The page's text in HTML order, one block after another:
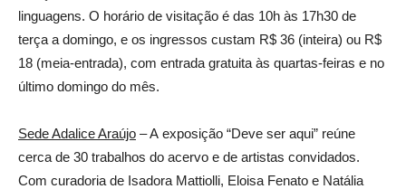
linguagens. O horário de visitação é das 10h às 17h30 de
terça a domingo, e os ingressos custam R$ 36 (inteira) ou R$
18 (meia-entrada), com entrada gratuita às quartas-feiras e no
último domingo do mês.
Sede Adalice Araújo – A exposição “Deve ser aqui” reúne
cerca de 30 trabalhos do acervo e de artistas convidados.
Com curadoria de Isadora Mattiolli, Eloisa Fenato e Natália